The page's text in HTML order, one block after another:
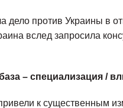
дело против Украины в
вслед запросила
– специализация /
к существенным